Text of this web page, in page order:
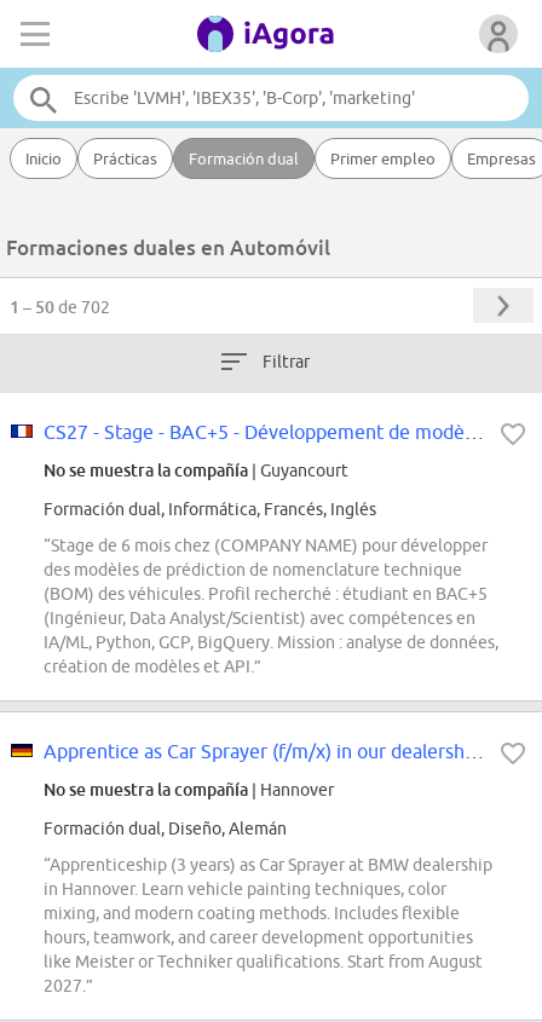
Inicio Prácticas Formación dual Primer empleo Empresas
Formaciones duales en Automóvil
1 – 50de 702
Filtrar
No se muestra la compañía | Guyancourt
Formación dual, Informática, Francés, Inglés
“Stage de 6 mois chez (COMPANY NAME) pour développer
des modèles de prédiction de nomenclature technique
(BOM) des véhicules. Profil recherché : étudiant en BAC+5
(Ingénieur, Data Analyst/Scientist) avec compétences en
IA/ML, Python, GCP, BigQuery. Mission : analyse de données,
création de modèles et API.”
No se muestra la compañía | Hannover
Formación dual, Diseño, Alemán
“Apprenticeship (3 years) as Car Sprayer at BMW dealership
in Hannover. Learn vehicle painting techniques, color
mixing, and modern coating methods. Includes flexible
hours, teamwork, and career development opportunities
like Meister or Techniker qualifications. Start from August
2027.”